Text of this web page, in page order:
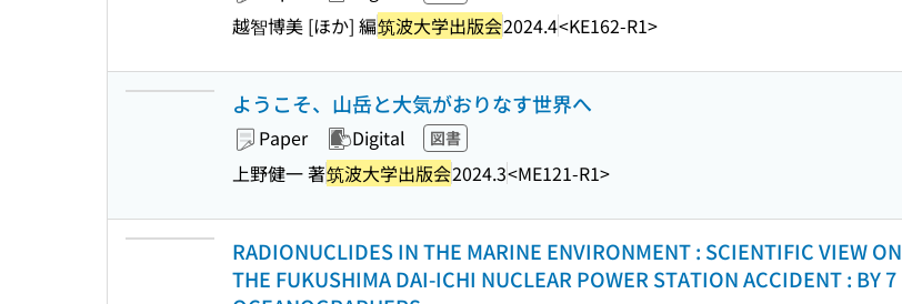
越智博美 [ほか] 編筑波大学出版会2024.4<KE162-R1>
ようこそ、山岳と大気がおりなす世界へ
Paper Digital 図書
上野健一 著筑波大学出版会2024.3<ME121-R1>
RADIONUCLIDES IN THE MARINE ENVIRONMENT : SCIENTIFIC VIEW ON
THE FUKUSHIMA DAI-ICHI NUCLEAR POWER STATION ACCIDENT : BY 7